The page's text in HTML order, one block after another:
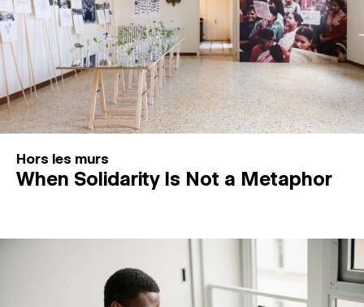
Hors les murs
When Solidarity Is Not a Metaphor